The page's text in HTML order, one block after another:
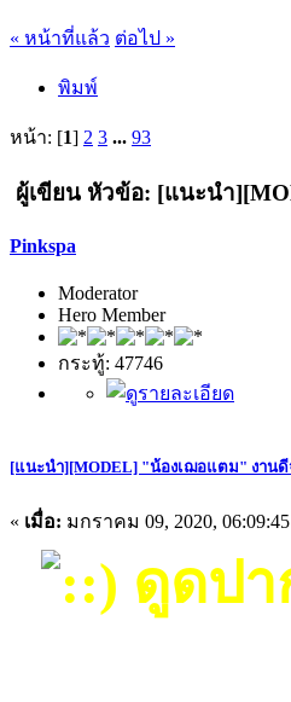
« หน้าที่แล้ว ต่อไป »
พิมพ์
หน้า: [1] 2 3 ... 93
ผู้เขียน หัวข้อ: [แนะนำ
Pinkspa
Moderator
Hero Member
กระทู้: 47746
[แนะนำ][MODEL] "น้องเฌอแตม" งาน
« เมื่อ: มกราคม 09, 2020,
ดูดปา